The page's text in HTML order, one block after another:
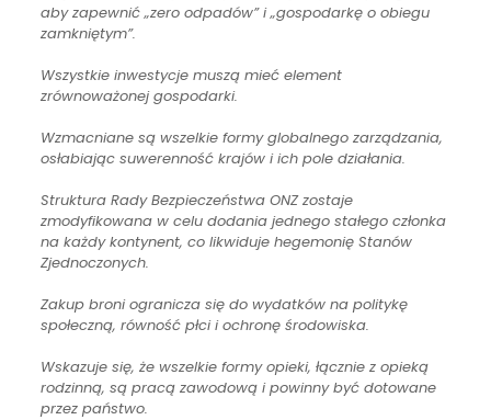
aby zapewnić „zero odpadów” i „gospodarkę o obiegu
zamkniętym”.
Wszystkie inwestycje muszą mieć element
zrównoważonej gospodarki.
Wzmacniane są wszelkie formy globalnego zarządzania,
osłabiając suwerenność krajów i ich pole działania.
Struktura Rady Bezpieczeństwa ONZ zostaje
zmodyfikowana w celu dodania jednego stałego członka
na każdy kontynent, co likwiduje hegemonię Stanów
Zjednoczonych.
Zakup broni ogranicza się do wydatków na politykę
społeczną, równość płci i ochronę środowiska.
Wskazuje się, że wszelkie formy opieki, łącznie z opieką
rodzinną, są pracą zawodową i powinny być dotowane
przez państwo.